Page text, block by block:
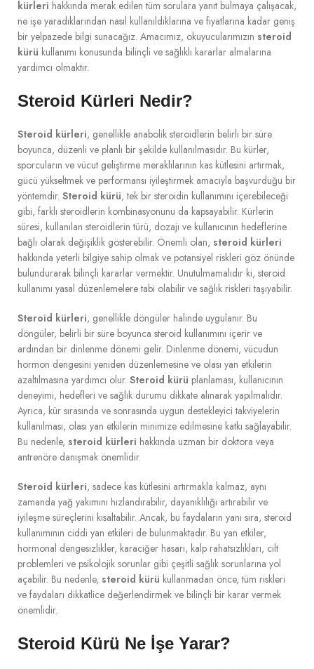
kürleri hakkında merak edilen tüm sorulara yanıt bulmaya çalışacak,
ne işe yaradıklarından nasıl kullanıldıklarına ve fiyatlarına kadar geniş
bir yelpazede bilgi sunacağız. Amacımız, okuyucularımızın steroid
kürü kullanımı konusunda bilinçli ve sağlıklı kararlar almalarına
yardımcı olmaktır.
Steroid Kürleri Nedir?
Steroid kürleri, genellikle anabolik steroidlerin belirli bir süre
boyunca, düzenli ve planlı bir şekilde kullanılmasıdır. Bu kürler,
sporcuların ve vücut geliştirme meraklılarının kas kütlesini artırmak,
gücü yükseltmek ve performansı iyileştirmek amacıyla başvurduğu bir
yöntemdir. Steroid kürü, tek bir steroidin kullanımını içerebileceği
gibi, farklı steroidlerin kombinasyonunu da kapsayabilir. Kürlerin
süresi, kullanılan steroidlerin türü, dozajı ve kullanıcının hedeflerine
bağlı olarak değişiklik gösterebilir. Önemli olan, steroid kürleri
hakkında yeterli bilgiye sahip olmak ve potansiyel riskleri göz önünde
bulundurarak bilinçli kararlar vermektir. Unutulmamalıdır ki, steroid
kullanımı yasal düzenlemelere tabi olabilir ve sağlık riskleri taşıyabilir.
Steroid kürleri, genellikle döngüler halinde uygulanır. Bu
döngüler, belirli bir süre boyunca steroid kullanımını içerir ve
ardından bir dinlenme dönemi gelir. Dinlenme dönemi, vücudun
hormon dengesini yeniden düzenlemesine ve olası yan etkilerin
azaltılmasına yardımcı olur. Steroid kürü planlaması, kullanıcının
deneyimi, hedefleri ve sağlık durumu dikkate alınarak yapılmalıdır.
Ayrıca, kür sırasında ve sonrasında uygun destekleyici takviyelerin
kullanılması, olası yan etkilerin minimize edilmesine katkı sağlayabilir.
Bu nedenle, steroid kürleri hakkında uzman bir doktora veya
antrenöre danışmak önemlidir.
Steroid kürleri, sadece kas kütlesini artırmakla kalmaz, aynı
zamanda yağ yakımını hızlandırabilir, dayanıklılığı artırabilir ve
iyileşme süreçlerini kısaltabilir. Ancak, bu faydaların yanı sıra, steroid
kullanımının ciddi yan etkileri de bulunmaktadır. Bu yan etkiler,
hormonal dengesizlikler, karaciğer hasarı, kalp rahatsızlıkları, cilt
problemleri ve psikolojik sorunlar gibi çeşitli sağlık sorunlarına yol
açabilir. Bu nedenle, steroid kürü kullanmadan önce, tüm riskleri
ve faydaları dikkatlice değerlendirmek ve bilinçli bir karar vermek
önemlidir.
Steroid Kürü Ne İşe Yarar?